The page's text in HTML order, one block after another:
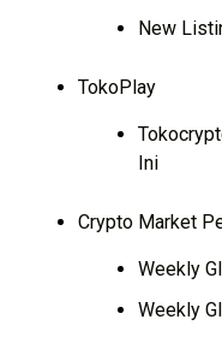
New
TokoPlay
Ini
Crypto Market
Weekly
Weekly